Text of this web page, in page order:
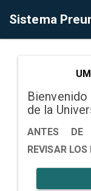
Sistema
de la
ANTES DE
REVISAR